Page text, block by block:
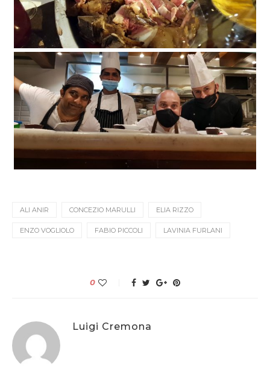
ALI ANIR CONCEZIO MARULLI ELIA RIZZO
ENZO VOGLIOLO FABIO PICCOLI LAVINIA FURLANI
0
Luigi Cremona